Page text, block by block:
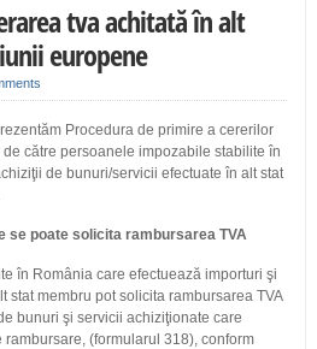
tva achitată în alt
europene
Procedura de primire a cererilor
către persoanele impozabile stabilite în
de bunuri/servicii efectuate în alt stat
se poate solicita rambursarea TVA
în România care efectuează importuri şi
stat membru pot solicita rambursarea TVA
bunuri şi servicii achiziţionate care
(formularul 318), conform